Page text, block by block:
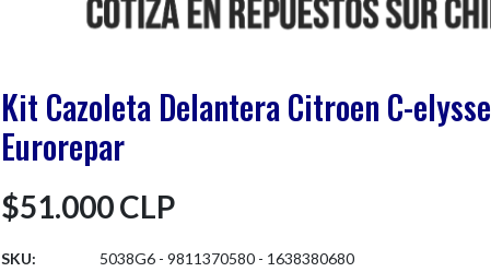
Kit Cazoleta Delantera Citroen C-elysse
Eurorepar
$51.000 CLP
SKU:
5038G6 - 9811370580 - 1638380680